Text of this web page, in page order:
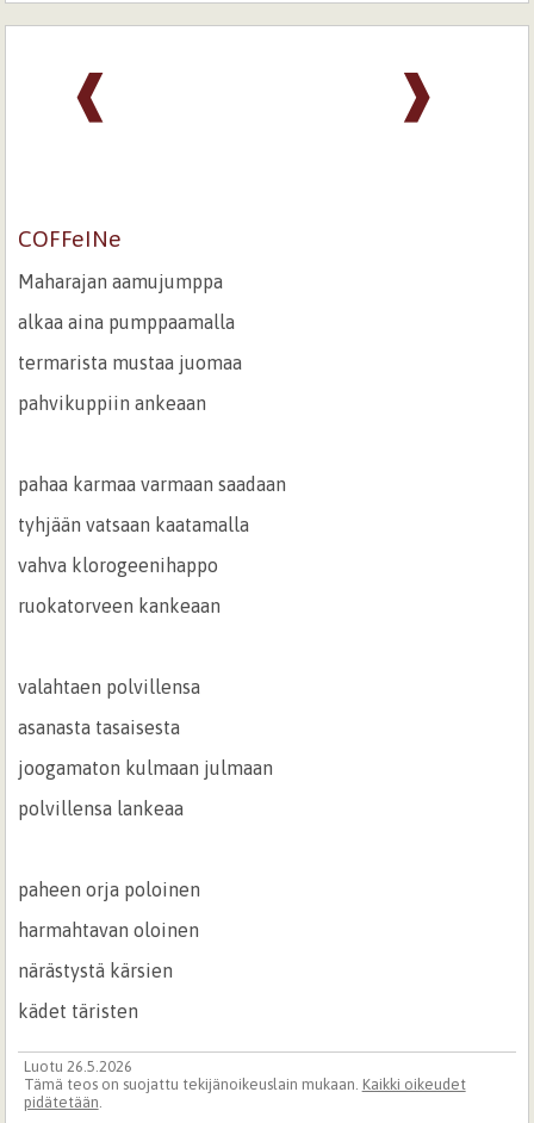
❱
❰
COFFeINe
Maharajan aamujumppa
alkaa aina pumppaamalla
termarista mustaa juomaa
pahvikuppiin ankeaan
pahaa karmaa varmaan saadaan
tyhjään vatsaan kaatamalla
vahva klorogeenihappo
ruokatorveen kankeaan
valahtaen polvillensa
asanasta tasaisesta
joogamaton kulmaan julmaan
polvillensa lankeaa
paheen orja poloinen
harmahtavan oloinen
närästystä kärsien
kädet täristen
Luotu 26.5.2026
Tämä teos on suojattu tekijänoikeuslain mukaan. Kaikki oikeudet
pidätetään